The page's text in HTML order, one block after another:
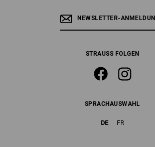
NEWSLETTER-
STRAUSS FOLGEN
SPRACHAUSWAHL
DE FR